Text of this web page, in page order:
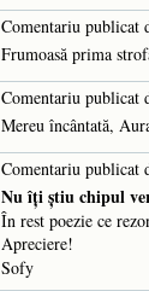
Comentariu publicat
Frumoasă prima
Comentariu publicat
Mereu încântată,
Comentariu publicat
Nu îţi ştiu chipul
În rest poezie ce
Apreciere!
Sofy